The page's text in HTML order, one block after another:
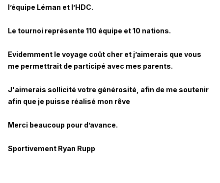
l’équipe Léman et l’HDC.
Le tournoi représente 110 équipe et 10 nations.
Evidemment le voyage coût cher et j’aimerais que vous
me permettrait de participé avec mes parents.
J'aimerais sollicité votre générosité, afin de me soutenir
afin que je puisse réalisé mon rêve
Merci beaucoup pour d’avance.
Sportivement Ryan Rupp